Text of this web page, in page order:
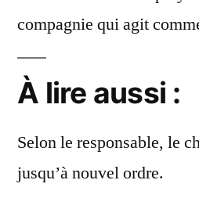
compagnie qui agit
À lire aussi :
Selon le responsable, le
jusqu’à nouvel ordre.